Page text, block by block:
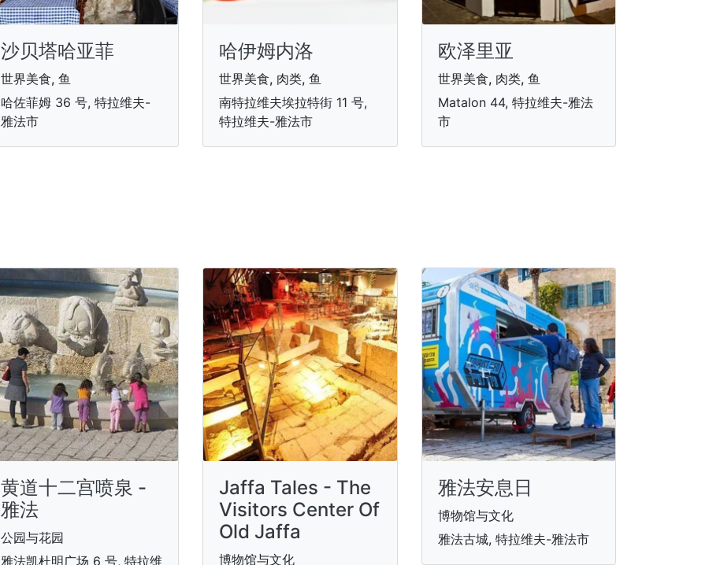
沙贝塔哈亚菲
世界美食, 鱼
哈佐菲姆 36 号, 特拉维夫-
雅法市
哈伊姆内洛
世界美食, 肉类, 鱼
南特拉维夫埃拉特街 11 号,
特拉维夫-雅法市
欧泽里亚
世界美食, 肉类, 鱼
Matalon 44, 特拉维夫-雅法
市
黄道十二宫喷泉 -
雅法
公园与花园
雅法凯杜明广场 6 号, 特拉维
Jaffa Tales - The
Visitors Center Of
Old Jaffa
博物馆与文化
雅法安息日
博物馆与文化
雅法古城, 特拉维夫-雅法市